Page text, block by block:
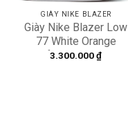
GIÀY NIKE BLAZER
Giày Nike Blazer Low
77 White Orange
Lifestyle Shoes
3.300.000₫